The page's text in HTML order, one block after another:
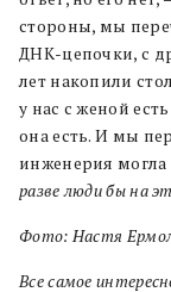
стороны, мы
ДНК-цепочки, с
лет накопили
у нас с женой
она есть. И мы
инженерия могла
разве люди бы на
Фото: Настя
Все самое